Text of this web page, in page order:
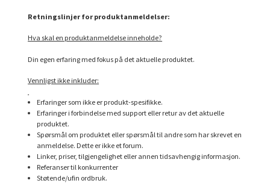
Retningslinjer for produktanmeldelser:
Hva skal en produktanmeldelse inneholde?
Din egen erfaring med fokus på det aktuelle produktet.
Vennligst ikke inkluder:
Erfaringer som ikke er produkt-spesifikke.
Erfaringer i forbindelse med support eller retur av det aktuelle
produktet.
Spørsmål om produktet eller spørsmål til andre som har skrevet en
anmeldelse. Dette er ikke et forum.
Linker, priser, tilgjengelighet eller annen tidsavhengig informasjon.
Referanser til konkurrenter
Støtende/ufin ordbruk.